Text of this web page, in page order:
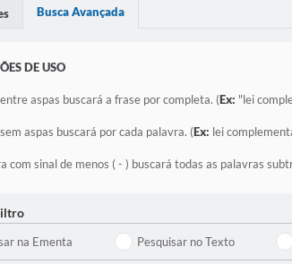
Busca Avançada
DE USO
aspas buscará a frase por completa. (Ex: "lei
aspas buscará por cada palavra. (Ex: lei
com sinal de menos ( - ) buscará todas as palavras
na Ementa Pesquisar no Texto